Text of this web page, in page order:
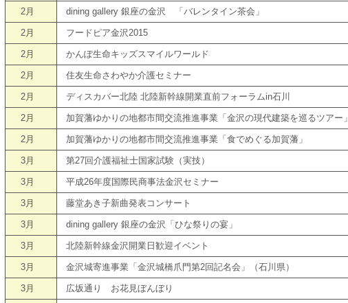
2月 dining gallery 銀座の金沢 「バレンタイン茶会」
2月 フードピア金沢2015
2月 かんぽ生命キッズスマイルワールド
2月 住友生命さわやか介護セミナー
2月 ディスカバー北陸 北陸新幹線開業直前フォーラムin石川
2月 加賀藩ゆかりの地都市間交流推進事業「金沢の現代建築を巡るツアー」
2月 加賀藩ゆかりの地都市間交流推進事業「食でめぐる加賀藩」
3月 第27回介護福祉士国家試験（実技）
3月 平成26年度国際民商事法金沢セミナー
3月 藤堂あき子新曲発表コンサート
3月 dining gallery 銀座の金沢「ひな祭りの宴」
3月 北陸新幹線金沢開業日歓迎イベント
3月 金沢城寄進事業「金沢城橋爪門第2回記名会」（石川県）
3月 広坂通り お花見ぼんぼり